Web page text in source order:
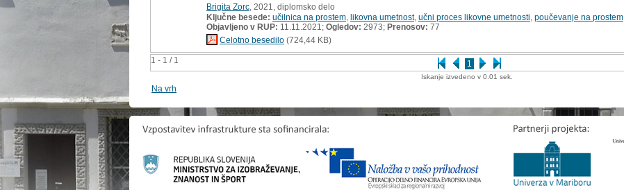
1 - 1 / 1 1
Brigita Zorc , 2021, diplomsko delo
Ključne besede: učilnica na prostem likovna umetnost, učni proces likovne umetnosti poučevanje na prostem
Objavljeno v RUP: 11.11.2021; Ogledov: 2973; Prenosov: 77
Celotno besedilo (724,44 KB)
Iskanje izvedeno v 0.01 sek.
Na vrh